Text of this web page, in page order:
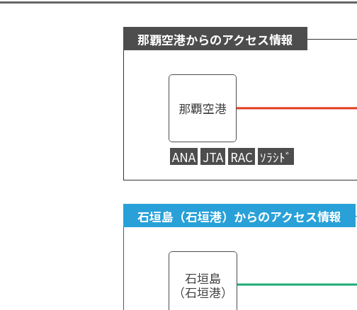
那覇空港からのアクセス情報
那覇空港
ANA JTA RAC ｿﾗｼﾄﾞ
石垣島（石垣港）からのアクセス情報
石垣島
（石垣港）